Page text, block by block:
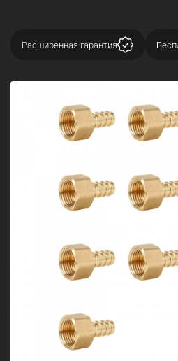
Расширенная гарантия